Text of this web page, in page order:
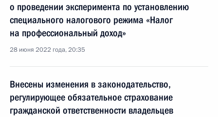
о проведении эксперимента по установлению
специального налогового режима «Налог
на профессиональный доход»
28 июня 2022 года, 20:35
Внесены изменения в законодательство,
регулирующее обязательное страхование
гражданской ответственности владельцев